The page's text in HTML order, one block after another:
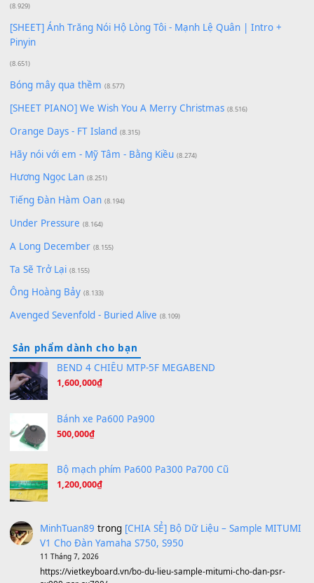
Giá Như - Soobin Hoàng Sơn
Có Em Đời Bỗng Vui
Cơn Mơ Băng Giá
Chờ một tiếng yêu (8.991)
Lãng Quên Chiều Thu | Anh không muốn ra đi | Qí shí bù
zǒu - 其实不想走
(8.929)
[SHEET] Ánh Trăng Nói Hộ Lòng Tôi - Mạnh Lệ Quân | Intro +
Pinyin
Bóng mây qua thềm
[SHEET PIANO] We Wish You A Merry Christmas
Orange Days - FT Island
Hãy nói với em - Mỹ Tâm - Bằng Kiều
Hương Ngọc Lan (8.251)
Tiếng Đàn Hàm Oan (8.194)
Under Pressure
A Long December (8.155)
Ta Sẽ Trở Lại
Ông Hoàng Bảy (8.133)
Avenged Sevenfold - Buried Alive
Sản phẩm dành cho bạn
BEND 4 CHIỀU MTP-5F MEGABEND
1,600,000₫